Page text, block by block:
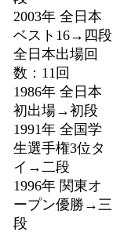
2003年 全日本
ベスト16→四段
全日本出場回
数：11回
1986年 全日本
初出場→初段
1991年 全国学
生選手権3位タ
イ→二段
1996年 関東オ
ープン優勝→三
段